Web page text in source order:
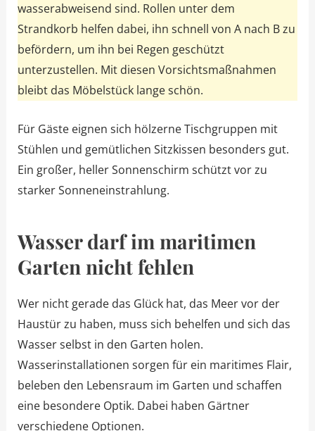
wasserabweisend sind. Rollen unter dem
Strandkorb helfen dabei, ihn schnell von A nach B zu
befördern, um ihn bei Regen geschützt
unterzustellen. Mit diesen Vorsichtsmaßnahmen
bleibt das Möbelstück lange schön.
Für Gäste eignen sich hölzerne Tischgruppen mit
Stühlen und gemütlichen Sitzkissen besonders gut.
Ein großer, heller Sonnenschirm schützt vor zu
starker Sonneneinstrahlung.
Wasser darf im maritimen
Garten nicht fehlen
Wer nicht gerade das Glück hat, das Meer vor der
Haustür zu haben, muss sich behelfen und sich das
Wasser selbst in den Garten holen.
Wasserinstallationen sorgen für ein maritimes Flair,
beleben den Lebensraum im Garten und schaffen
eine besondere Optik. Dabei haben Gärtner
verschiedene Optionen.